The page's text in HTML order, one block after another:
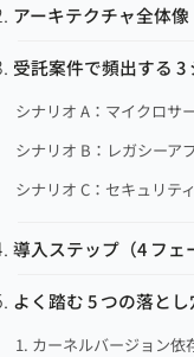
アーキテクチャ全体像
受託案件で頻出する 3
シナリオ A：マイクロサ
シナリオ B：レガシーア
シナリオ C：セキュリテ
導入ステップ（4 フェ
よく踏む 5 つの落とし
1. カーネルバージョン依